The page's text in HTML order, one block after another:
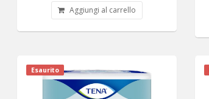
Aggiungi al carrello
Esaurito